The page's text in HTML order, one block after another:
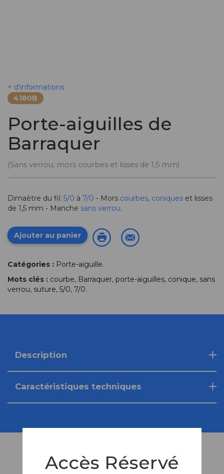
+ d'informations
4180B
Porte-aiguilles de
Barraquer
(Sans verrou, mors courbes et lisses de 1,5 mm)
Dimaètre du fil: 5/0 à 7/0 - Mors courbes, coniques et lisses
de 1,5 mm - Manche sans verrou.
Ajouter au panier
Catégories : Porte-aiguille.
Mots clés : courbe, Barraquer, porte-aiguilles, conique, sans
verrou, suture, 5/0, 7/0.
Description
Caractéristiques techniques
Accès Réservé